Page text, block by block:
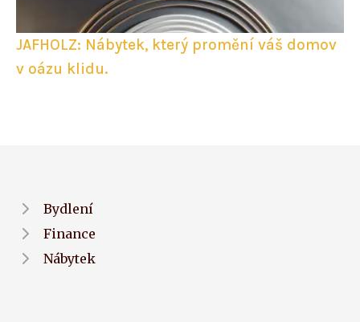
JAFHOLZ: Nábytek, který promění váš domov
v oázu klidu.
Bydlení
Finance
Nábytek